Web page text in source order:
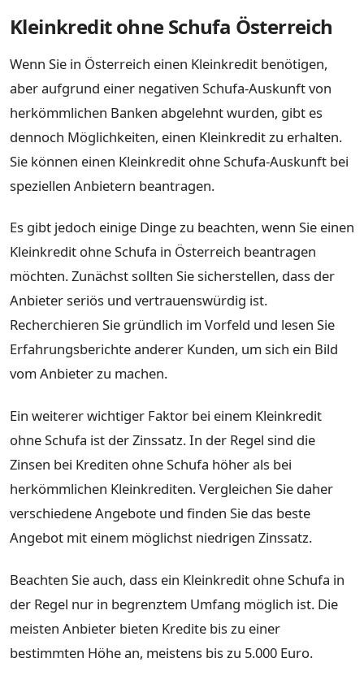
Kleinkredit ohne Schufa Österreich
Wenn Sie in Österreich einen Kleinkredit benötigen,
aber aufgrund einer negativen Schufa-Auskunft von
herkömmlichen Banken abgelehnt wurden, gibt es
dennoch Möglichkeiten, einen Kleinkredit zu erhalten.
Sie können einen Kleinkredit ohne Schufa-Auskunft bei
speziellen Anbietern beantragen.
Es gibt jedoch einige Dinge zu beachten, wenn Sie einen
Kleinkredit ohne Schufa in Österreich beantragen
möchten. Zunächst sollten Sie sicherstellen, dass der
Anbieter seriös und vertrauenswürdig ist.
Recherchieren Sie gründlich im Vorfeld und lesen Sie
Erfahrungsberichte anderer Kunden, um sich ein Bild
vom Anbieter zu machen.
Ein weiterer wichtiger Faktor bei einem Kleinkredit
ohne Schufa ist der Zinssatz. In der Regel sind die
Zinsen bei Krediten ohne Schufa höher als bei
herkömmlichen Kleinkrediten. Vergleichen Sie daher
verschiedene Angebote und finden Sie das beste
Angebot mit einem möglichst niedrigen Zinssatz.
Beachten Sie auch, dass ein Kleinkredit ohne Schufa in
der Regel nur in begrenztem Umfang möglich ist. Die
meisten Anbieter bieten Kredite bis zu einer
bestimmten Höhe an, meistens bis zu 5.000 Euro.